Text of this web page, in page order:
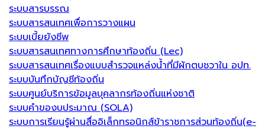
ระบบสารบรรณ
ระบบสารสนเทศเพื่อการวางแผน
ระบบเบี้ยยังชีพ
ระบบสารสนเทศทางการศึกษาท้องถิ่น (Lec)
ระบบสารสนเทศเรื่องแบบสำรวจแหล่งน้ำที่มีผักตบชวาใน อปท.
ระบบบันทึกบัญชีท้องถิ่น
ระบบศูนย์บริการข้อมูลบุคลากรท้องถิ่นแห่งชาติ
ระบบคำของบประมาณ (SOLA)
ระบบการเรียนรู้ผ่านสื่ออิเล็กทรอนิกส์ข้าราชการส่วนท้องถิ่น(e-